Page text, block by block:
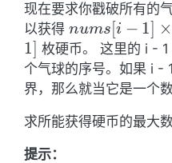
现在要求你戳破所有的
以获得 nums[i
- 1]
\times
nums[i]
nums[i
nums [i − 1] ×
1] 枚硬币。 这里的 i -
个气球的序号。如果 i -
界，那么就当它是一个
求所能获得硬币的最大
提示：